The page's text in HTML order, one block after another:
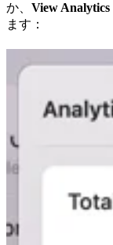
か、 View Analytics
ます：